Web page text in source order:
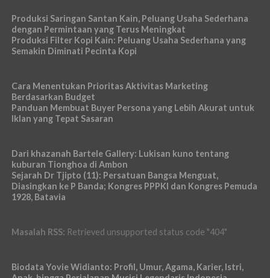
Produksi Saringan Santan Kain, Peluang Usaha Sederhana
dengan Permintaan yang Terus Meningkat
Produksi Filter Kopi Kain: Peluang Usaha Sederhana yang
Semakin Diminati Pecinta Kopi
Cara Menentukan Prioritas Aktivitas Marketing
Berdasarkan Budget
Panduan Membuat Buyer Persona yang Lebih Akurat untuk
Iklan yang Tepat Sasaran
Dari khazanah Bartele Gallery: Lukisan kuno tentang
kuburan Tionghoa di Ambon
Sejarah Dr Tjipto (11): Persatuan Bangsa Menguat,
Diasingkan ke P Banda; Kongres PPPKI dan Kongres Pemuda
1928, Batavia
Masalah RSS: Retrieved unsupported status code "404"
Biodata Yovie Widianto: Profil, Umur, Agama, Karier, Istri,